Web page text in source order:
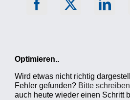
Optimieren..
Wird etwas nicht richtig
Fehler gefunden? Bitte
auch heute wieder einen Schritt